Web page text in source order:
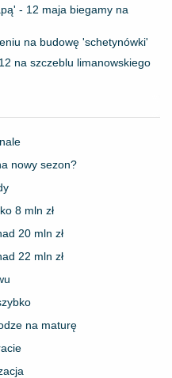
- 12 maja biegamy na
na budowę 'schetynówki'
na szczeblu limanowskiego
nowy sezon?
8 mln zł
20 mln zł
22 mln zł
na maturę